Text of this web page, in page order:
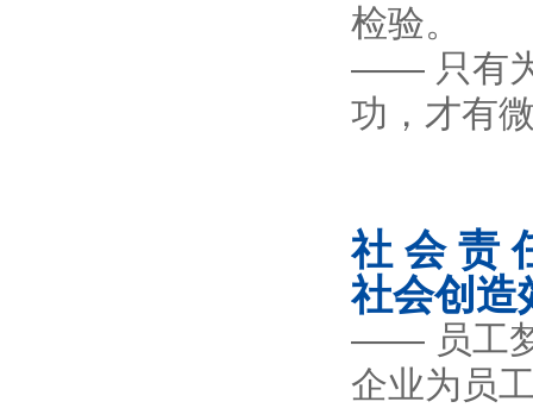
检验。
—— 只有为
功，才有
社 会 责
社会创造
—— 员工
企业为员